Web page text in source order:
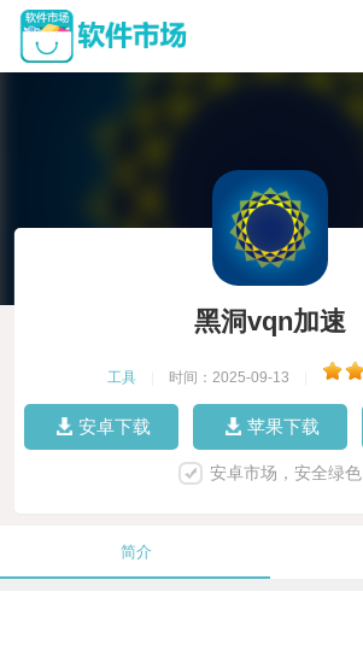
黑洞vqn加速
工具 时间：2025-09-13
安卓下载 苹果下载
安卓市场，安全绿色
简介